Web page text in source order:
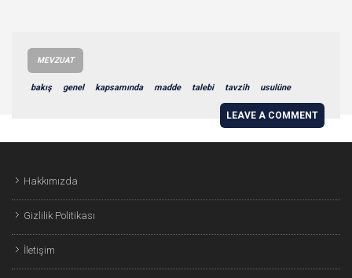
MEVZUAT
bakış genel kapsamında madde talebi tavzih usulüne
LEAVE A COMMENT
Hakkımızda
Gizlilik Politikası
İletişim